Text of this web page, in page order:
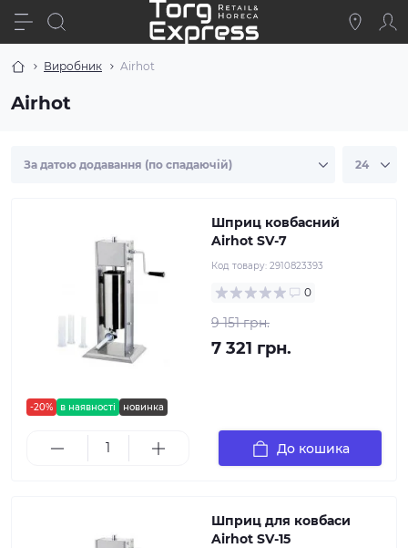
Виробник Airhot
Airhot
-20% в наявності новинка
Шприц ковбасний
Airhot SV-7
Код товару: 2910823393
0
9 151 грн.
7 321 грн.
До кошика
Шприц для ковбаси
Airhot SV-15